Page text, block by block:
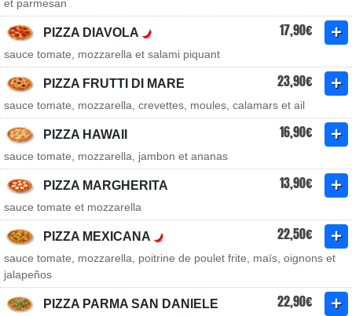
et parmesan
PIZZA DIAVOLA 17,90€
sauce tomate, mozzarella et salami piquant
PIZZA FRUTTI DI MARE 23,90€
sauce tomate, mozzarella, crevettes, moules, calamars et ail
PIZZA HAWAII 16,90€
sauce tomate, mozzarella, jambon et ananas
PIZZA MARGHERITA 13,90€
sauce tomate et mozzarella
PIZZA MEXICANA 22,50€
sauce tomate, mozzarella, poitrine de poulet frite, maïs, oignons et
jalapeños
PIZZA PARMA SAN DANIELE 22,90€